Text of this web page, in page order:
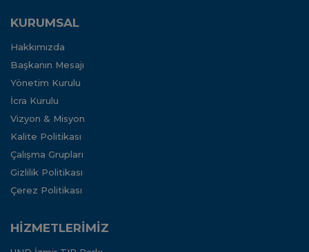
KURUMSAL
Hakkımızda
Başkanın Mesajı
Yönetim Kurulu
İcra Kurulu
Vizyon & Misyon
Kalite Politikası
Çalışma Grupları
Gizlilik Politikası
Çerez Politikası
HİZMETLERİMİZ